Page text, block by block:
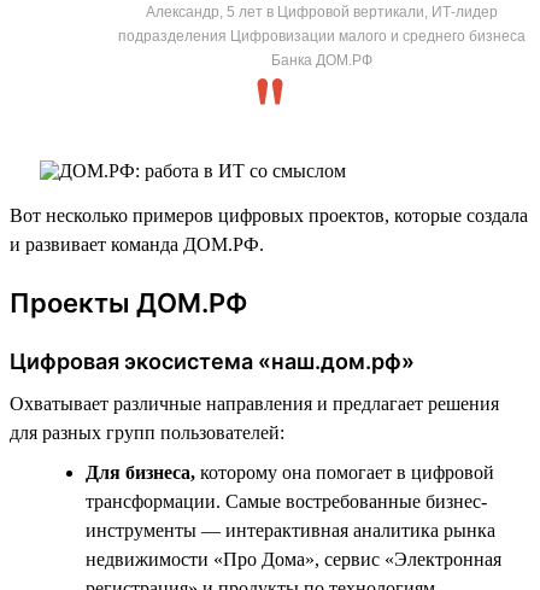
Александр, 5 лет в Цифровой вертикали, ИТ-лидер
подразделения Цифровизации малого и среднего бизнеса
Банка ДОМ.РФ
Вот несколько примеров цифровых проектов, которые создала
и развивает команда ДОМ.РФ.
Проекты ДОМ.РФ
Цифровая экосистема «наш.дом.рф»
Охватывает различные направления и предлагает решения
для разных групп пользователей:
Для бизнеса, которому она помогает в цифровой
трансформации. Самые востребованные бизнес-
инструменты — интерактивная аналитика рынка
недвижимости «Про Дома», сервис «Электронная